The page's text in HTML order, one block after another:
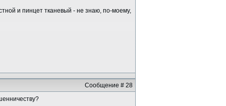
и пинцет тканевый - не знаю, по-моему,
Сообщение # 28